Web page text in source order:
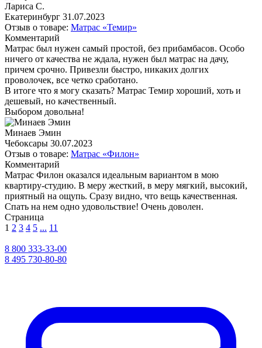
Лариса С.
Екатеринбург 31.07.2023
Отзыв о товаре: Матрас «Темир»
Комментарий
Матрас был нужен самый простой, без прибамбасов. Особо
ничего от качества не ждала, нужен был матрас на дачу,
причем срочно. Привезли быстро, никаких долгих
проволочек, все четко сработано.
В итоге что я могу сказать? Матрас Темир хороший, хоть и
дешевый, но качественный.
Выбором довольна!
Минаев Эмин
Чебоксары 30.07.2023
Отзыв о товаре: Матрас «Филон»
Комментарий
Матрас Филон оказался идеальным вариантом в мою
квартиру-студию. В меру жесткий, в меру мягкий, высокий,
приятный на ощупь. Сразу видно, что вещь качественная.
Спать на нем одно удовольствие! Очень доволен.
Страница
1 2 3 4 5 ... 11
8 800 333-33-00
8 495 730-80-80